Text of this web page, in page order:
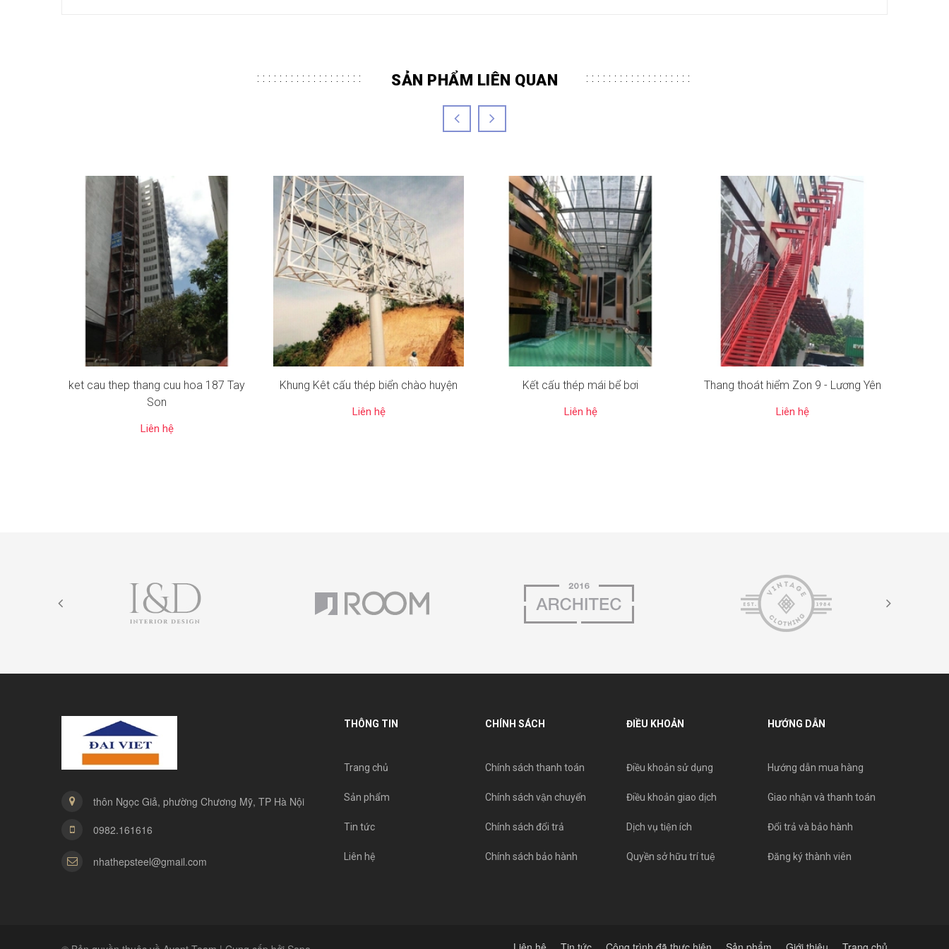
SẢN PHẨM LIÊN QUAN
ket cau thep thang cuu hoa 187 Tay
Son
Liên hệ
Khung Kêt cấu thép biển chào huyện
Liên hệ
Kết cấu thép mái bể bơi
Liên hệ
Thang thoát hiểm Zon 9 - Lương Yên
Liên hệ
thôn Ngọc Giả, phường Chương Mỹ, TP Hà Nội
0982.161616
nhathepsteel@gmail.com
THÔNG TIN
Trang chủ
Sản phẩm
Tin tức
Liên hệ
CHÍNH SÁCH
Chính sách thanh toán
Chính sách vận chuyển
Chính sách đổi trả
Chính sách bảo hành
ĐIỀU KHOẢN
Điều khoản sử dụng
Điều khoản giao dịch
Dịch vụ tiện ích
Quyền sở hữu trí tuệ
HƯỚNG DẪN
Hướng dẫn mua hàng
Giao nhận và thanh toán
Đổi trả và bảo hành
Đăng ký thành viên